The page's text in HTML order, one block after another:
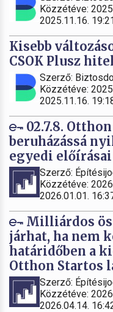
Közzétéve:
2025.11.16.
Kisebb
CSOK Plusz
Szerző:
Közzétéve:
2025.11.16.
02.7.8.
beruházássá
egyedi előírásai
Szerző:
Közzétéve:
2026.01.01.
Milliárdos
járhat, ha nem
határidőben a
Otthon Startos
Szerző:
Közzétéve:
2026.04.14.